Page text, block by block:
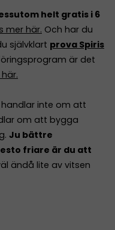
helt gratis i 6
mer här. Och har du
självklart prova Spiris
är det
inte om att
om att bygga
Ju bättre
friare är du att
ändå lite av vitsen